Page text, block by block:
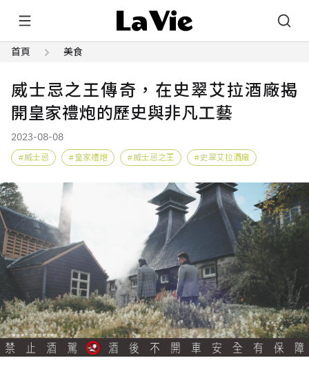
首頁 美食
威士忌之王傳奇，在史翠艾拉酒廠揭
開皇家禮炮的歷史與非凡工藝
2023-08-08
威士忌 皇家禮炮 威士忌之王 史翠艾拉酒廠